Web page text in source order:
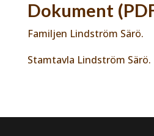
Dokument
Familjen Lindström Särö.
Stamtavla Lindström Särö.